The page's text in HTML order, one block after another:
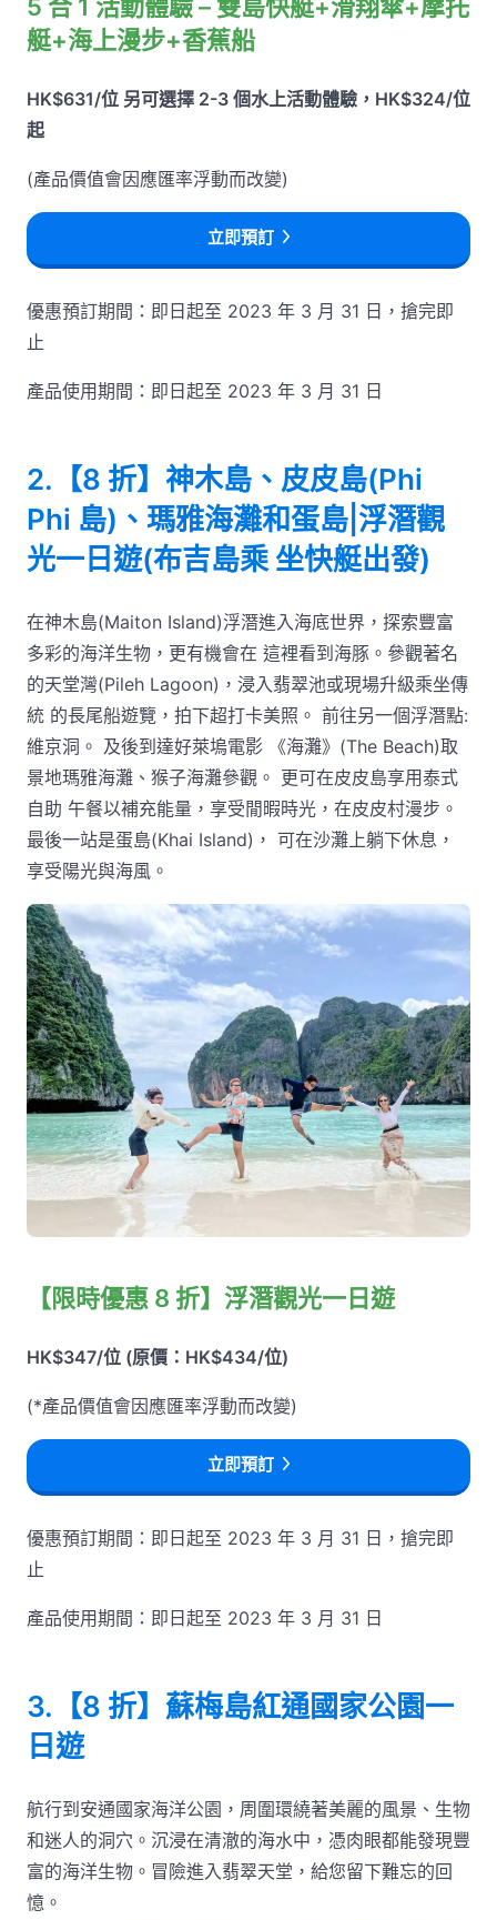
5 合 1 活動體驗 – 雙島快艇+滑翔傘+摩托
艇+海上漫步+香蕉船
HK$631/位 另可選擇 2-3 個水上活動體驗，HK$324/位
起
(產品價值會因應匯率浮動而改變)
立即預訂
優惠預訂期間：即日起至 2023 年 3 月 31 日，搶完即
止
產品使用期間：即日起至 2023 年 3 月 31 日
2.【8 折】神木島、皮皮島(Phi
Phi 島)、瑪雅海灘和蛋島|浮潛觀
光一日遊(布吉島乘 坐快艇出發)
在神木島(Maiton Island)浮潛進入海底世界，探索豐富
多彩的海洋生物，更有機會在 這裡看到海豚。參觀著名
的天堂灣(Pileh Lagoon)，浸入翡翠池或現場升級乘坐傳
統 的長尾船遊覽，拍下超打卡美照。 前往另一個浮潛點:
維京洞。 及後到達好萊塢電影 《海灘》(The Beach)取
景地瑪雅海灘、猴子海灘參觀。 更可在皮皮島享用泰式
自助 午餐以補充能量，享受閒暇時光，在皮皮村漫步。
最後一站是蛋島(Khai Island)， 可在沙灘上躺下休息，
享受陽光與海風。
【限時優惠 8 折】浮潛觀光一日遊
HK$347/位 (原價：HK$434/位)
(*產品價值會因應匯率浮動而改變)
立即預訂
優惠預訂期間：即日起至 2023 年 3 月 31 日，搶完即
止
產品使用期間：即日起至 2023 年 3 月 31 日
3.【8 折】蘇梅島紅通國家公園一
日遊
航行到安通國家海洋公園，周圍環繞著美麗的風景、生物
和迷人的洞穴。沉浸在清澈的海水中，憑肉眼都能發現豐
富的海洋生物。冒險進入翡翠天堂，給您留下難忘的回
憶。